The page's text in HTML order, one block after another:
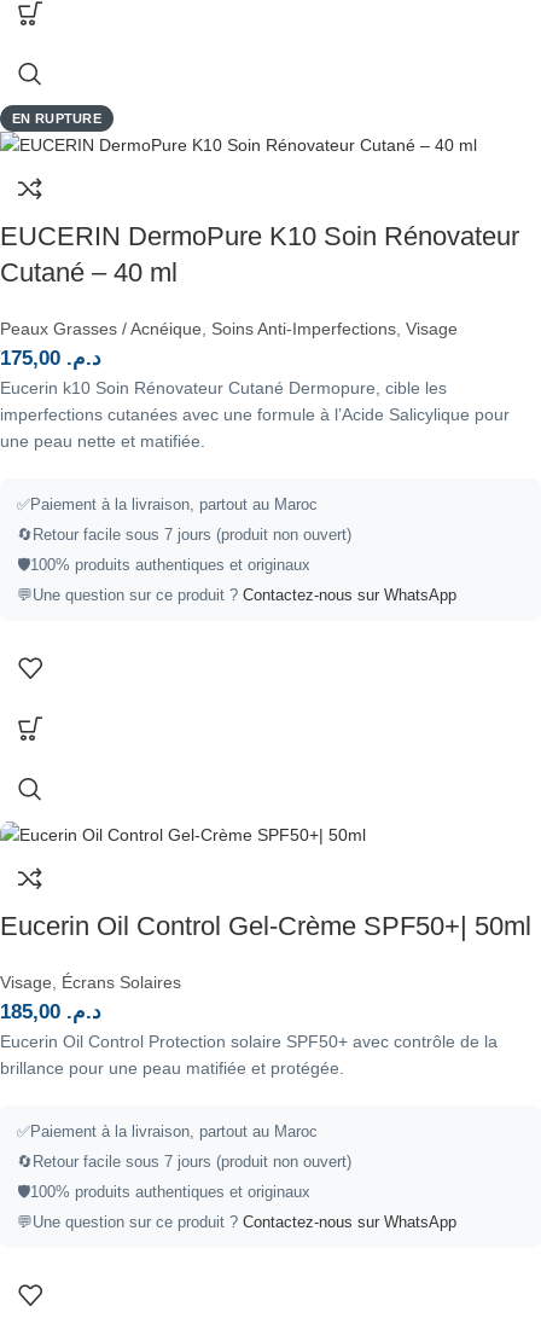
EN RUPTURE
EUCERIN DermoPure K10 Soin Rénovateur
Cutané – 40 ml
Peaux Grasses / Acnéique, Soins Anti-Imperfections, Visage
د.م.
Eucerin k10 Soin Rénovateur Cutané Dermopure, cible les
imperfections cutanées avec une formule à l’Acide Salicylique pour
une peau nette et matifiée.
✅Paiement à la livraison, partout au Maroc
🔄 Retour facile sous 7 jours (produit non ouvert)
🛡️100% produits authentiques et originaux
💬Une question sur ce produit ? Contactez-nous sur WhatsApp
Eucerin Oil Control Gel-Crème SPF50+| 50ml
Visage Écrans Solaires
د.م.
Eucerin Oil Control Protection solaire SPF50+ avec contrôle de la
brillance pour une peau matifiée et protégée.
✅Paiement à la livraison, partout au Maroc
🔄 Retour facile sous 7 jours (produit non ouvert)
🛡️100% produits authentiques et originaux
💬Une question sur ce produit ? Contactez-nous sur WhatsApp